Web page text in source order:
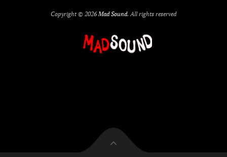
Copyright © 2026Mad Sound. All rights reserved